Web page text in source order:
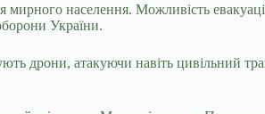
населення. Можливість
України.
дрони, атакуючи навіть цивільний